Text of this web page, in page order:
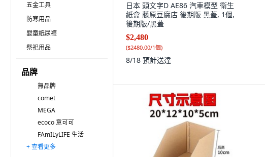
五金工具
防寒用品
嬰童紙尿褲
祭祀用品
品牌
無品牌
comet
MEGA
ecoco 意可可
FAmILyLIFE 生活
小麥購物
日本 oka
UdiLife 優的生活大師
SOYMIX
STOLIVING
nOVA LIVING
MONACO OLIVE
isona 愛收納
上手家居
Kozaki 神崎家居
騰宇
DeLi Life 德利生活
LEYIJIA
U-House 樺新
Block Mart
+ 查看更多
日本 頭文字D AE86 汽車模型 衛生
紙盒 藤原豆腐店 後期版 黑蓋, 1個,
後期版/黑蓋
$2,480
($2480.00/1個)
8/18 預計送達